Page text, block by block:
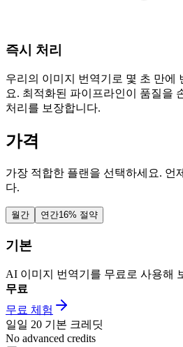
즉시 처리
우리의 이미지 번역기로 몇 초 만에
요. 최적화된 파이프라인이 품질을
처리를 보장합니다.
가격
가장 적합한 플랜을 선택하세요. 언
다.
월간 연간16% 절약
기본
AI 이미지 번역기를 무료로 사용해
무료
무료 체험
일일 20 기본 크레딧
No advanced credits